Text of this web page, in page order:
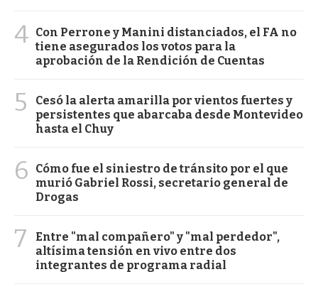
4 Con Perrone y Manini distanciados, el FA no
tiene asegurados los votos para la
aprobación de la Rendición de Cuentas
5
Cesó la alerta amarilla por vientos fuertes y
persistentes que abarcaba desde Montevideo
hasta el Chuy
6
Cómo fue el siniestro de tránsito por el que
murió Gabriel Rossi, secretario general de
Drogas
7
Entre "mal compañero" y "mal perdedor",
altísima tensión en vivo entre dos
integrantes de programa radial